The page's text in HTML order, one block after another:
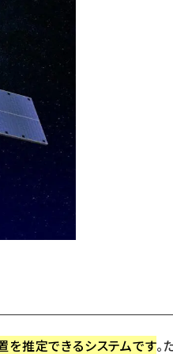
を推定できるシステムです。